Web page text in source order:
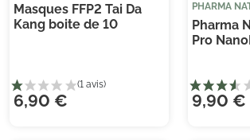
Masques FFP2 Tai Da
Kang boite de 10
6,90 €
PHARMA
Pharma
Pro
9,90 €